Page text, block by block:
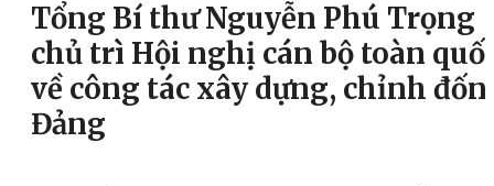
Tổng Bí thư Nguyễn Phú Trọng
chủ trì Hội nghị cán bộ toàn
về công tác xây dựng, chỉnh đốn
Đảng